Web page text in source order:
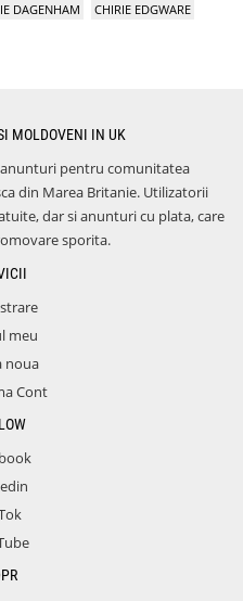
DAGENHAM
CHIRIE EDGWARE
MOLDOVENI IN UK
pentru comunitatea
din Marea Britanie. Utilizatorii
dar si anunturi cu plata, care
sporita.
meu
noua
Cont